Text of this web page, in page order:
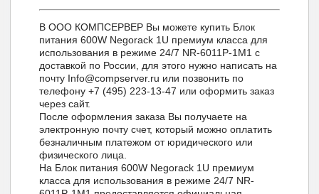
В ООО КОМПСЕРВЕР Вы можете купить Блок
питания 600W Negorack 1U премиум класса для
использования в режиме 24/7 NR-6011P-1M1 с
доставкой по России, для этого нужно написать на
почту Info@compserver.ru или позвонить по
телефону +7 (495) 223-13-47 или оформить заказ
через сайт.
После оформления заказа Вы получаете на
электронную почту счет, который можно оплатить
безналичным платежом от юридического или
физического лица.
На Блок питания 600W Negorack 1U премиум
класса для использования в режиме 24/7 NR-